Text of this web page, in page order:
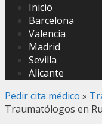
Inicio
Barcelona
Valencia
Madrid
Sevilla
Alicante
Pedir cita médico »
Traumatólogos en